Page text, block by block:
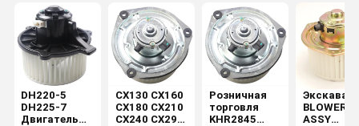
DH220-5
DH225-7
Двигатель
CX130 CX160
CX180 CX210
CX240 CX290
Розничная
торговля
KHR2845
BLOWER
ASSY